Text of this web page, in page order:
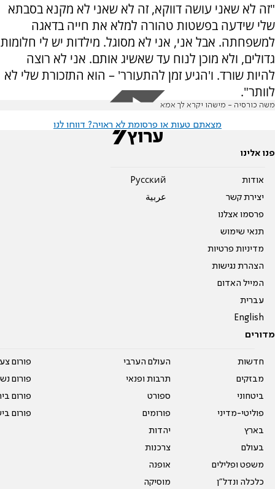
"זה לא שאני עושה דווקא, זה לא שאני לא מקנא בסבתא
שלי שידעה בפשטות טהורה למלא את חייה בדאגה
למשפחתה. אבל אני, אני לא מסוגל. מילדות יש לי חלומות
גדולים, ולא מוכן לנוח עד שאשיג אותם. אני לא רוצה
להיות שורד. ו'הגיע זמן להתעורר' – הוא התזכורת שלי לא
לוותר".
משה כורסיה - מישהו יקרא לך אמא
מצאתם טעות או פרסומת לא ראויה? דווחו לנו
פנו אלינו
אודות
יצירת קשר
פרסמו אצלנו
תנאי שימוש
מדיניות פרטיות
הצהרת נגישות
המייל האדום
עברית
English
Pусский
عربية
מדורים
חדשות
מבזקים
ביטחוני
פוליטי-מדיני
בארץ
בעולם
משפט ופלילים
כלכלה ונדל"ן
העולם הערבי
תרבות ופנאי
ספורט
פורומים
יהדות
צרכנות
אופנה
מוסיקה
פורום
פורום
פורום
פורום